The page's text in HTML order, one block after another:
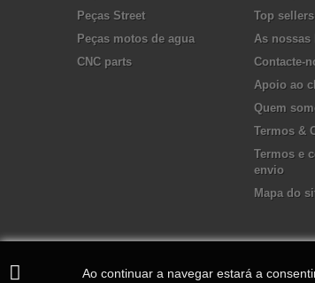
Peças Street
Peças motos de agua
CNC parts
Top sellers
As nossas
Contacte-
Apoio ao
Quem
Termos &
Termos e
envio
Mapa do
Ao continuar a navegar estará a